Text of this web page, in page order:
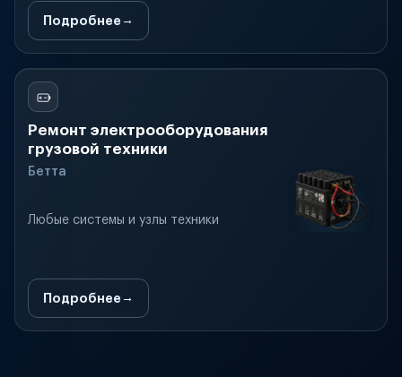
Подробнее
Ремонт электрооборудования
грузовой техники
Бетта
Любые системы и узлы техники
Подробнее